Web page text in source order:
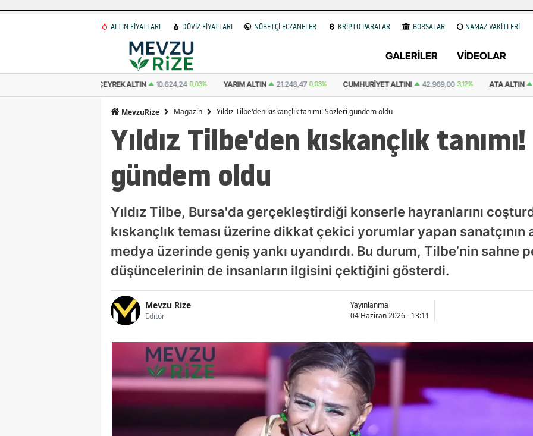
ALTIN FİYATLARI DÖVİZ FİYATLARI NÖBETÇİ ECZANELER KRİPTO PARALAR BORSALAR NAMAZ VAKİTLERİ
GALERİLER VİDEOLAR
YARIM ALTIN 21.248,47 0,03% CUMHURIYET ALTINI 42.969,00 3,12% ATA ALTIN 43.167,00 0,10% DOLAR
MevzuRize Magazin Yıldız Tilbe'den kıskançlık tanımı! Sözleri gündem oldu
Yıldız Tilbe'den kıskançlık
gündem oldu
Yıldız Tilbe, Bursa'da gerçekleştirdiği konserle hayranlarını
kıskançlık teması üzerine dikkat çekici yorumlar yapan sanatçının
medya üzerinde geniş yankı uyandırdı. Bu durum, Tilbe’nin sahne
düşüncelerinin de insanların ilgisini çektiğini gösterdi.
Mevzu Rize
Editör
Yayınlanma
04 Haziran 2026 - 13:11